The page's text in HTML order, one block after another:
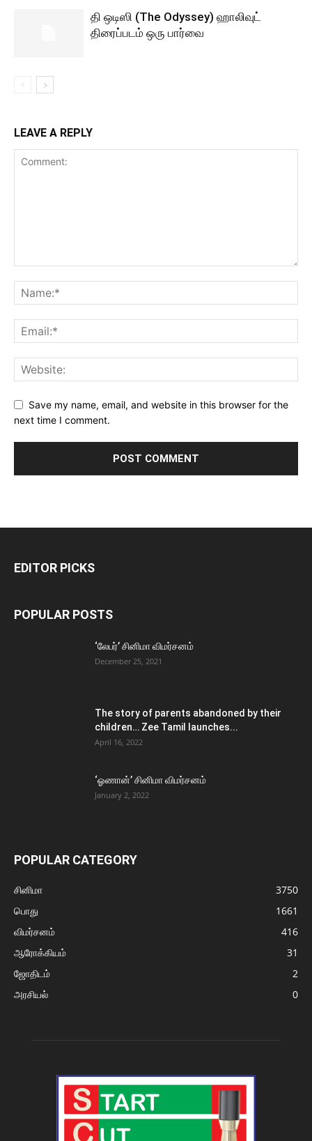
தி ஒடிஸி (The Odyssey) ஹாலிவுட்
திரைப்படம் ஒரு பார்வை
LEAVE A REPLY
Save my name, email, and website in this browser for the
next time I comment.
EDITOR PICKS
POPULAR POSTS
‘லேபர்’ சினிமா விமர்சனம்
December 25, 2021
The story of parents abandoned by their
children… Zee Tamil launches...
April 16, 2022
‘ஓணான்’ சினிமா விமர்சனம்
January 2, 2022
POPULAR CATEGORY
சினிமா
3750
பொது
1661
விமர்சனம்
416
ஆரோக்கியம்
31
ஜோதிடம்
2
அரசியல்
0